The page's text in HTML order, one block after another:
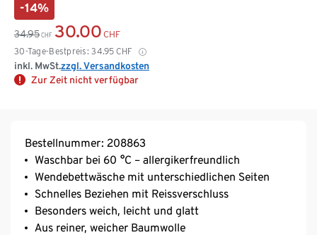
-14%
34.95 CHF 30.00 CHF
30-Tage-Bestpreis: 34.95 CHF
inkl. MwSt.zzgl. Versandkosten
Zur Zeit nicht verfügbar
Bestellnummer: 208863
Waschbar bei 60 °C – allergikerfreundlich
Wendebettwäsche mit unterschiedlichen Seiten
Schnelles Beziehen mit Reissverschluss
Besonders weich, leicht und glatt
Aus reiner, weicher Baumwolle